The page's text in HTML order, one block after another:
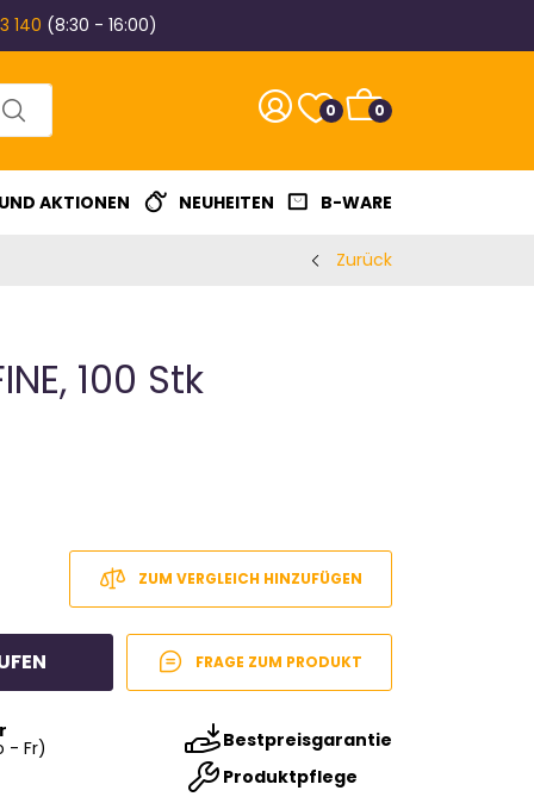
140 (8:30 - 16:00)
0 0
AKTIONEN NEUHEITEN B-WARE
Zurück
100 Stk
ZUM VERGLEICH HINZUFÜGEN
FRAGE ZUM PRODUKT
- Fr)
Bestpreisgarantie
Produktpflege